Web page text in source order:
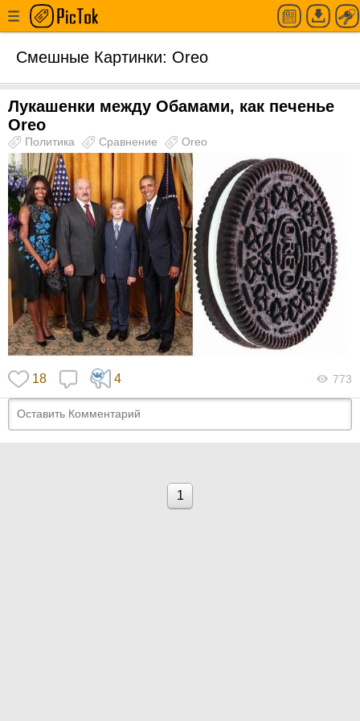
Смешные Картинки: Oreo
Лукашенки между Обамами, как печенье
Oreo
Политика Сравнение Oreo
18 4 773
1